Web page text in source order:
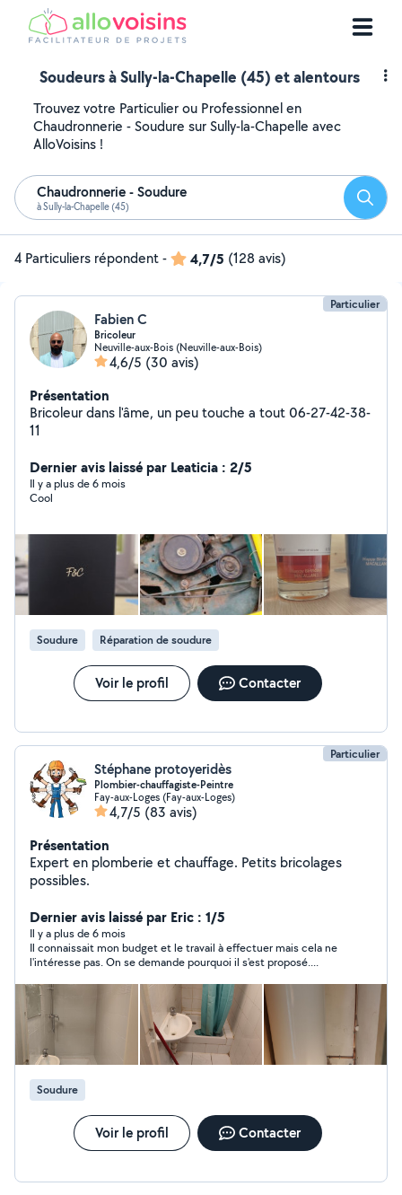
Soudeurs à Sully-la-Chapelle (45) et alentours
Trouvez votre Particulier ou Professionnel en
Chaudronnerie - Soudure sur Sully-la-Chapelle avec
AlloVoisins !
Chaudronnerie - Soudure
à Sully-la-Chapelle (45)
4 Particuliers répondent- 4,7/5 (128 avis)
Particulier
Fabien C
Bricoleur
Neuville-aux-Bois (Neuville-aux-Bois)
4,6/5 (30 avis)
Présentation
Bricoleur dans l'âme, un peu touche a tout 06-27-42-38-
11
Dernier avis laissé par Leaticia : 2/5
Il y a plus de 6 mois
Cool
Soudure Réparation de soudure
Voir le profil Contacter
Particulier
Stéphane protoyeridès
Plombier-chauffagiste-Peintre
Fay-aux-Loges (Fay-aux-Loges)
4,7/5 (83 avis)
Présentation
Expert en plomberie et chauffage. Petits bricolages
possibles.
Dernier avis laissé par Eric : 1/5
Il y a plus de 6 mois
Il connaissait mon budget et le travail à effectuer mais cela ne
l'intéresse pas. On se demande pourquoi il s'est proposé....
Soudure
Voir le profil Contacter